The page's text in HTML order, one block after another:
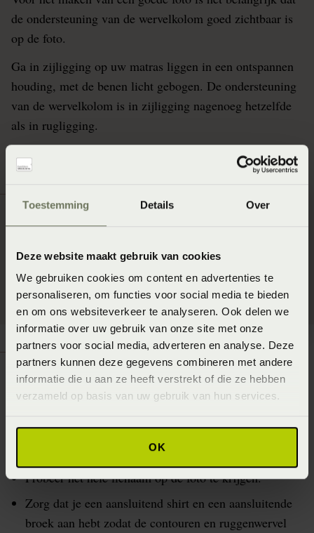
Toestemming Details Over
Deze website maakt gebruik van cookies
We gebruiken cookies om content en advertenties te
personaliseren, om functies voor social media te bieden
en om ons websiteverkeer te analyseren. Ook delen we
informatie over uw gebruik van onze site met onze
partners voor social media, adverteren en analyse. Deze
partners kunnen deze gegevens combineren met andere
informatie die u aan ze heeft verstrekt of die ze hebben
verzameld op basis van uw gebruik van hun services.
OK
de ondersteuning van de wervelkolom goed zichtbaar is
op de foto.
Ga in zijligging op uw matras liggen in een ontspannen
houding, met de benen licht gebogen. De ondersteuning
van de wervelkolom is in zijligging nagenoeg hetzelfde
als in rugligging.
Tips voor het maken van een goede
foto:
Maak de foto van ongeveer 1 meter afstand, zodat de
matras horizontaal zichtbaar is.
Probeer het hele lichaam op de foto te krijgen.
Zorg dat je een aansluitend shirt en een aansluitende
broek aan hebt zodat de contouren en ruggenwervel